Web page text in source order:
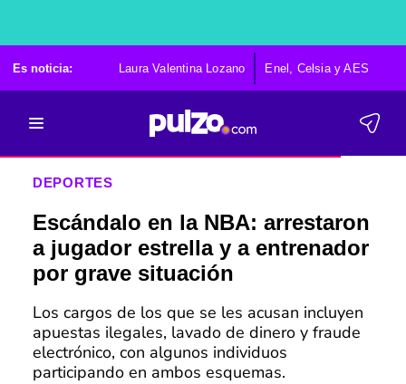
Es noticia: Laura Valentina Lozano Enel, Celsia y AES
DEPORTES
Escándalo en la NBA: arrestaron
a jugador estrella y a entrenador
por grave situación
Los cargos de los que se les acusan incluyen
apuestas ilegales, lavado de dinero y fraude
electrónico, con algunos individuos
participando en ambos esquemas.